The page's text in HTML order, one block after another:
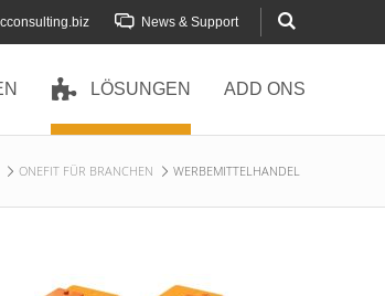
News & Support
LÖSUNGEN ADD ONS
ONEFIT FÜR BRANCHEN WERBEMITTELHANDEL